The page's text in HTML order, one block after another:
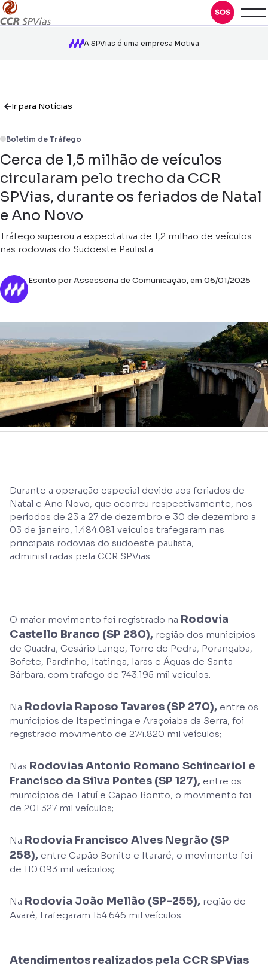
A SPVias é uma empresa Motiva
Ir para Notícias
Boletim de Tráfego
Cerca de 1,5 milhão de veículos
circularam pelo trecho da CCR
SPVias, durante os feriados de Natal
e Ano Novo
Tráfego superou a expectativa de 1,2 milhão de veículos
nas rodovias do Sudoeste Paulista
Escrito por Assessoria de Comunicação, em 06/01/2025
Durante a operação especial devido aos feriados de
Natal e Ano Novo, que ocorreu respectivamente, nos
períodos de 23 a 27 de dezembro e 30 de dezembro a
03 de janeiro, 1.484.081 veículos trafegaram nas
principais rodovias do sudoeste paulista,
administradas pela CCR SPVias.
O maior movimento foi registrado na Rodovia
Castello Branco (SP 280), região dos municípios
de Quadra, Cesário Lange, Torre de Pedra, Porangaba,
Bofete, Pardinho, Itatinga, Iaras e Águas de Santa
Bárbara; com tráfego de 743.195 mil veículos.
Na Rodovia Raposo Tavares (SP 270), entre os
municípios de Itapetininga e Araçoiaba da Serra, foi
registrado movimento de 274.820 mil veículos;
Nas Rodovias Antonio Romano Schincariol e
Francisco da Silva Pontes (SP 127), entre os
municípios de Tatuí e Capão Bonito, o movimento foi
de 201.327 mil veículos;
Na Rodovia Francisco Alves Negrão (SP
258), entre Capão Bonito e Itararé, o movimento foi
de 110.093 mil veículos;
Na Rodovia João Mellão (SP-255), região de
Avaré, trafegaram 154.646 mil veículos.
Atendimentos realizados pela CCR SPVias